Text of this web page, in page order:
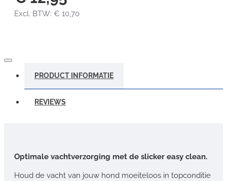
Excl. BTW: € 10,70
PRODUCT INFORMATIE
REVIEWS
Optimale vachtverzorging met de slicker easy clean.
Houd de vacht van jouw hond moeiteloos in topconditie